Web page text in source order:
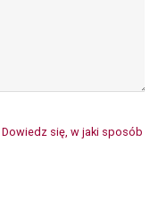
Dowiedz się, w jaki sposób